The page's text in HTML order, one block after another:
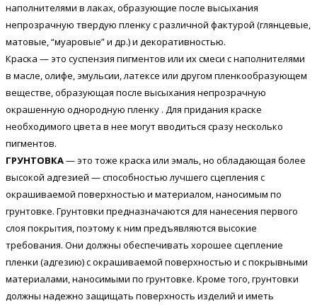
наполнителями в лаках, образующие после высыхания
непрозрачную твердую пленку с различной фактурой (глянцевые,
матовые, “муаровые” и др.) и декоративностью.
Краска — это суспензия пигментов или их смеси с наполнителями
в масле, олифе, эмульсии, латексе или другом пленкообразующем
веществе, образующая после высыхания непрозрачную
окрашенную однородную пленку . Для придания краске
необходимого цвета в нее могут вводиться сразу несколько
пигментов.
ГРУНТОВКА— это тоже краска или эмаль, но обладающая более
высокой адгезией — способностью лучшего сцепления с
окрашиваемой поверхностью и материалом, наносимым по
грунтовке. Грунтовки предназначаются для нанесения первого
слоя покрытия, поэтому к ним предъявляются высокие
требования. Они должны обеспечивать хорошее сцепление
пленки (адгезию) с окрашиваемой поверхностью и с покрывными
материалами, наносимыми по грунтовке. Кроме того, грунтовки
должны надежно защищать поверхность изделий и иметь